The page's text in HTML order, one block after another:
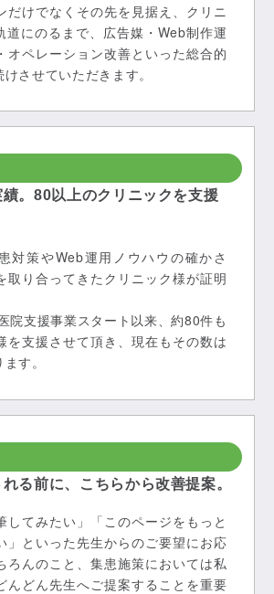
だけでなくその先を見据え、クリニ
道にのるまで、広告媒・Web制作運
オペレーション改善といった総合的
させていただきます。
。80以上のクリニックを支援
対策やWeb運用ノウハウの確かさ
取り合ってきたクリニック様が証明
院支援事業スタート以来、約80件も
を支援させて頂き、現在もその数は
す。
る前に、こちらから改善提案。
してみたい」「このページをもっと
」といった先生からのご要望にお応
ろんのこと、集患施策においては私
んどん先生へご提案することを重要